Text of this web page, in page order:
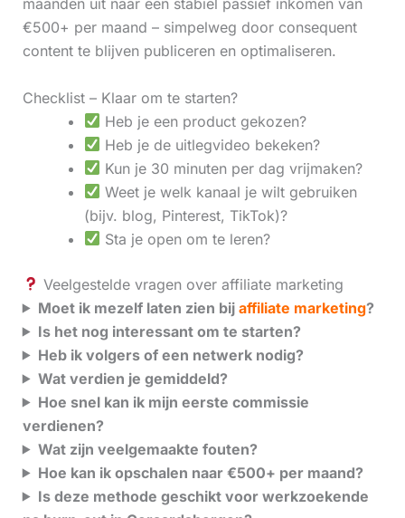
maanden uit naar een stabiel passief inkomen van
€500+ per maand – simpelweg door consequent
content te blijven publiceren en optimaliseren.
Checklist – Klaar om te starten?
Heb je een product gekozen?
Heb je de uitlegvideo bekeken?
Kun je 30 minuten per dag vrijmaken?
Weet je welk kanaal je wilt gebruiken
(bijv. blog, Pinterest, TikTok)?
Sta je open om te leren?
Veelgestelde vragen over affiliate marketing
Moet ik mezelf laten zien bij affiliate marketing?
Is het nog interessant om te starten?
Heb ik volgers of een netwerk nodig?
Wat verdien je gemiddeld?
Hoe snel kan ik mijn eerste commissie
verdienen?
Wat zijn veelgemaakte fouten?
Hoe kan ik opschalen naar €500+ per maand?
Is deze methode geschikt voor werkzoekende